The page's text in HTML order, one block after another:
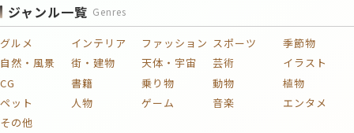
ジャンル一覧 Genres
グルメ インテリア ファッション スポーツ
季節物
自然・風景
街・建物 天体・宇宙 芸術
イラスト
CG
書籍 乗り物 動物
植物
ペット
人物 ゲーム 音楽
エンタメ
その他